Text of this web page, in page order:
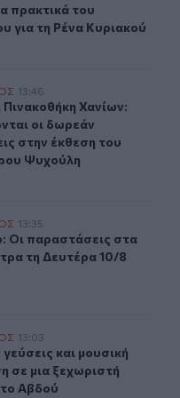
πρακτικά του
για τη Ρένα Κυριακού
Συνεχίζονται οι
13:46
Πινακοθήκη Χανίων:
Πινακοθήκη Χανίων:
οι δωρεάν
στην έκθεση του
Ψυχούλη
Κηποθέατρα τη
13:35
Οι παραστάσεις στα
Οι παραστάσεις στα
τη Δευτέρα 10/8
παράδοση σε μια
13:03
γεύσεις και μουσική
γεύσεις και μουσική
σε μια ξεχωριστή
Αβδού